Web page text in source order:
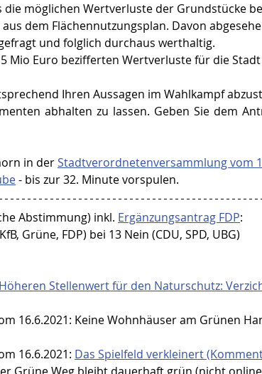
möglichen Wertverluste der Grundstücke
dem Flächennutzungsplan. Davon
und folglich durchaus werthaltig.
Mio Euro bezifferten Wertverluste für die Stadt
Ihren Aussagen im Wahlkampf
abhalten zu lassen. Geben Sie dem
in der Stadtverordnetenversammlung vom
- bis zur 32. Minute vorspulen.
Abstimmung) inkl. Ergänzungsantrag FDP:
Grüne, FDP) bei 13 Nein (CDU, SPD, UBG)
Höheren Stellenwert für den Naturschutz:
16.6.2021: Keine Wohnhäuser am Grünen
16.6.2021: Das Spielfeld verkleinert